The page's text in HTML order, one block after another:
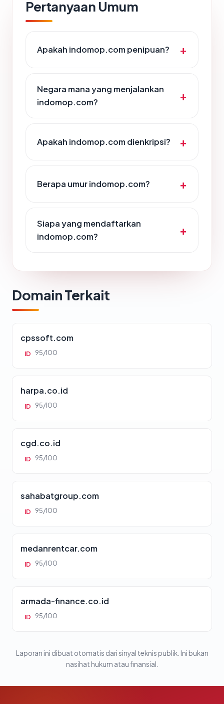
Pertanyaan Umum
Apakah indomop.com penipuan?
Negara mana yang menjalankan
indomop.com?
Apakah indomop.com dienkripsi?
Berapa umur indomop.com?
Siapa yang mendaftarkan
indomop.com?
Domain Terkait
cpssoft.com
ID 95/100
harpa.co.id
ID 95/100
cgd.co.id
ID 95/100
sahabatgroup.com
ID 95/100
medanrentcar.com
ID 95/100
armada-finance.co.id
ID 95/100
Laporan ini dibuat otomatis dari sinyal teknis publik. Ini bukan
nasihat hukum atau finansial.